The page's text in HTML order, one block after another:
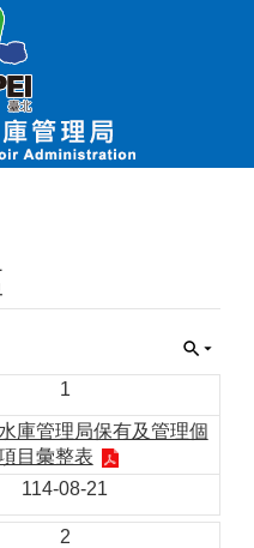
1
庫管理局保有及管理個
目彙整表
114-08-21
2